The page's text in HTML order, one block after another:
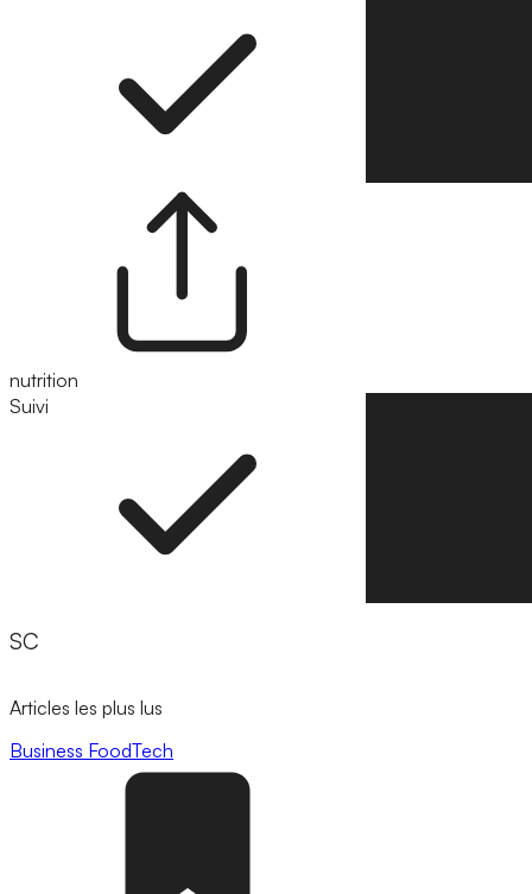
nutrition
Suivi
SC
Articles les plus lus
Business FoodTech